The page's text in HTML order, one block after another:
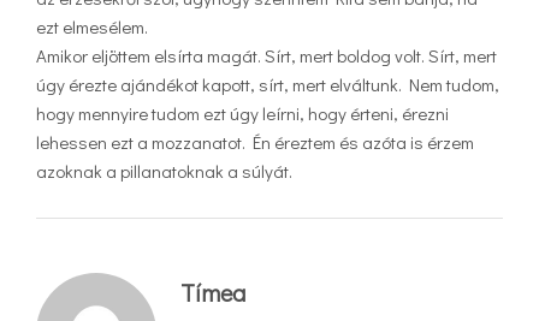
ezt elmesélem.
Amikor eljöttem elsírta magát. Sírt, mert boldog volt. Sírt, mert
úgy érezte ajándékot kapott, sírt, mert elváltunk. Nem tudom,
hogy mennyire tudom ezt úgy leírni, hogy érteni, érezni
lehessen ezt a mozzanatot. Én éreztem és azóta is érzem
azoknak a pillanatoknak a súlyát.
Tímea